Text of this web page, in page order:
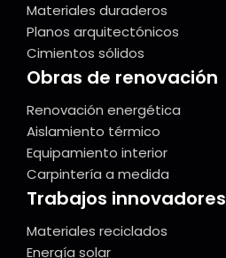
Materiales duraderos
Planos arquitectónicos
Cimientos sólidos
Obras de renovación
Renovación energética
Aislamiento térmico
Equipamiento interior
Carpintería a medida
Trabajos innovadores
Materiales reciclados
Energía solar